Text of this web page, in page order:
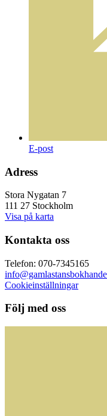
E-post
Adress
Stora Nygatan 7
111 27 Stockholm
Visa på karta
Kontakta oss
Telefon: 070-7345165
Cookieinställningar
Följ med oss